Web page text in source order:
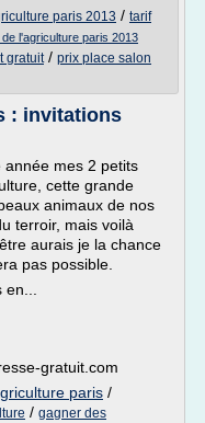
paris 2013 / tarif
l'agriculture paris 2013
gratuit/ prix place salon
: invitations
mes 2 petits
cette grande
animaux de nos
terroir, mais voilà
aurais je la chance
pas possible.
gratuit.com
paris /
/ gagner des